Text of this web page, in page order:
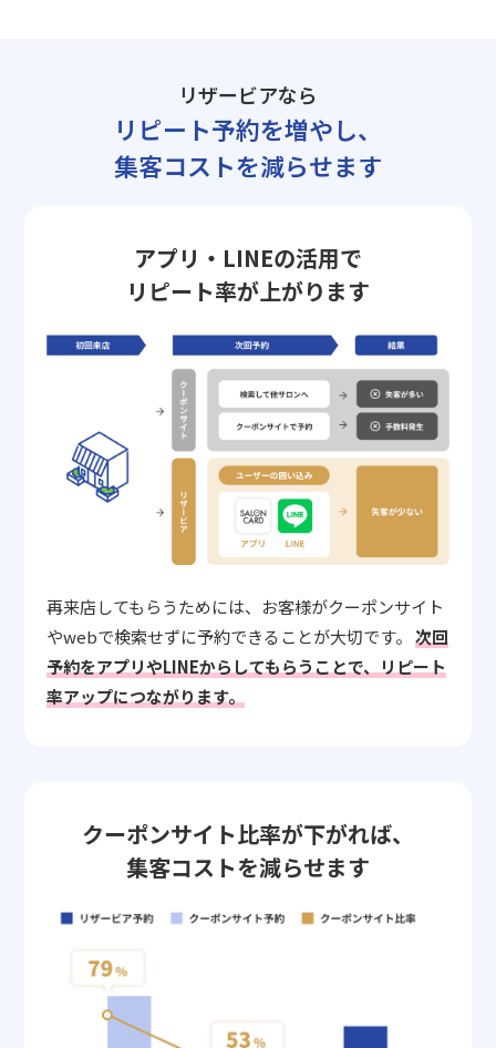
リザービアなら
リピート予約を増やし、
集客コストを減らせます
アプリ・LINEの活用で
リピート率が上がります
再来店してもらうためには、お客様がクーポンサイト
やwebで検索せずに予約できることが大切です。 次回
予約をアプリやLINEからしてもらうことで、リピート
率アップにつながります。
クーポンサイト比率が下がれば、
集客コストを減らせます